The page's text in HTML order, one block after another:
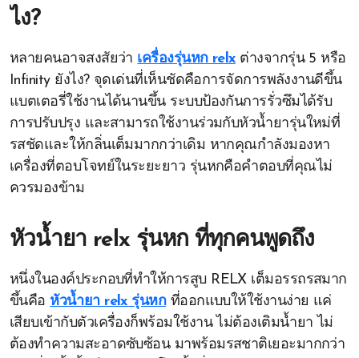
ไง?
หลายคนอาจสงสัยว่า เครื่องรุ่นหก relxต่างจากรุ่น 5 หรือ
Infinity ยังไง? จุดเด่นที่เห็นชัดคือการจัดการพลังงานดีขึ้น
แบตเตอรี่ใช้งานได้นานขึ้น ระบบป้องกันการรั่วซึมได้รับ
การปรับปรุง และสามารถใช้งานร่วมกับหัวน้ำยารุ่นใหม่ที่
รสชัดและให้กลิ่นเต็มมากกว่าเดิม หากคุณกำลังมองหา
เครื่องที่ตอบโจทย์ในระยะยาว รุ่นหกคือคำตอบที่คุณไม่
ควรมองข้าม
หัวน้ำยา relx รุ่นหก ที่ทุกคนพูดถึง
หนึ่งในองค์ประกอบที่ทำให้การสูบ RELX เต็มอรรถรสมาก
ขึ้นคือ หัวน้ำยา relx รุ่นหกที่ออกแบบให้ใช้งานง่าย แค่
เสียบเข้ากับตัวเครื่องก็พร้อมใช้งาน ไม่ต้องเติมน้ำยา ไม่
ต้องทำความสะอาดซับซ้อน มาพร้อมรสชาติเยอะมากกว่า